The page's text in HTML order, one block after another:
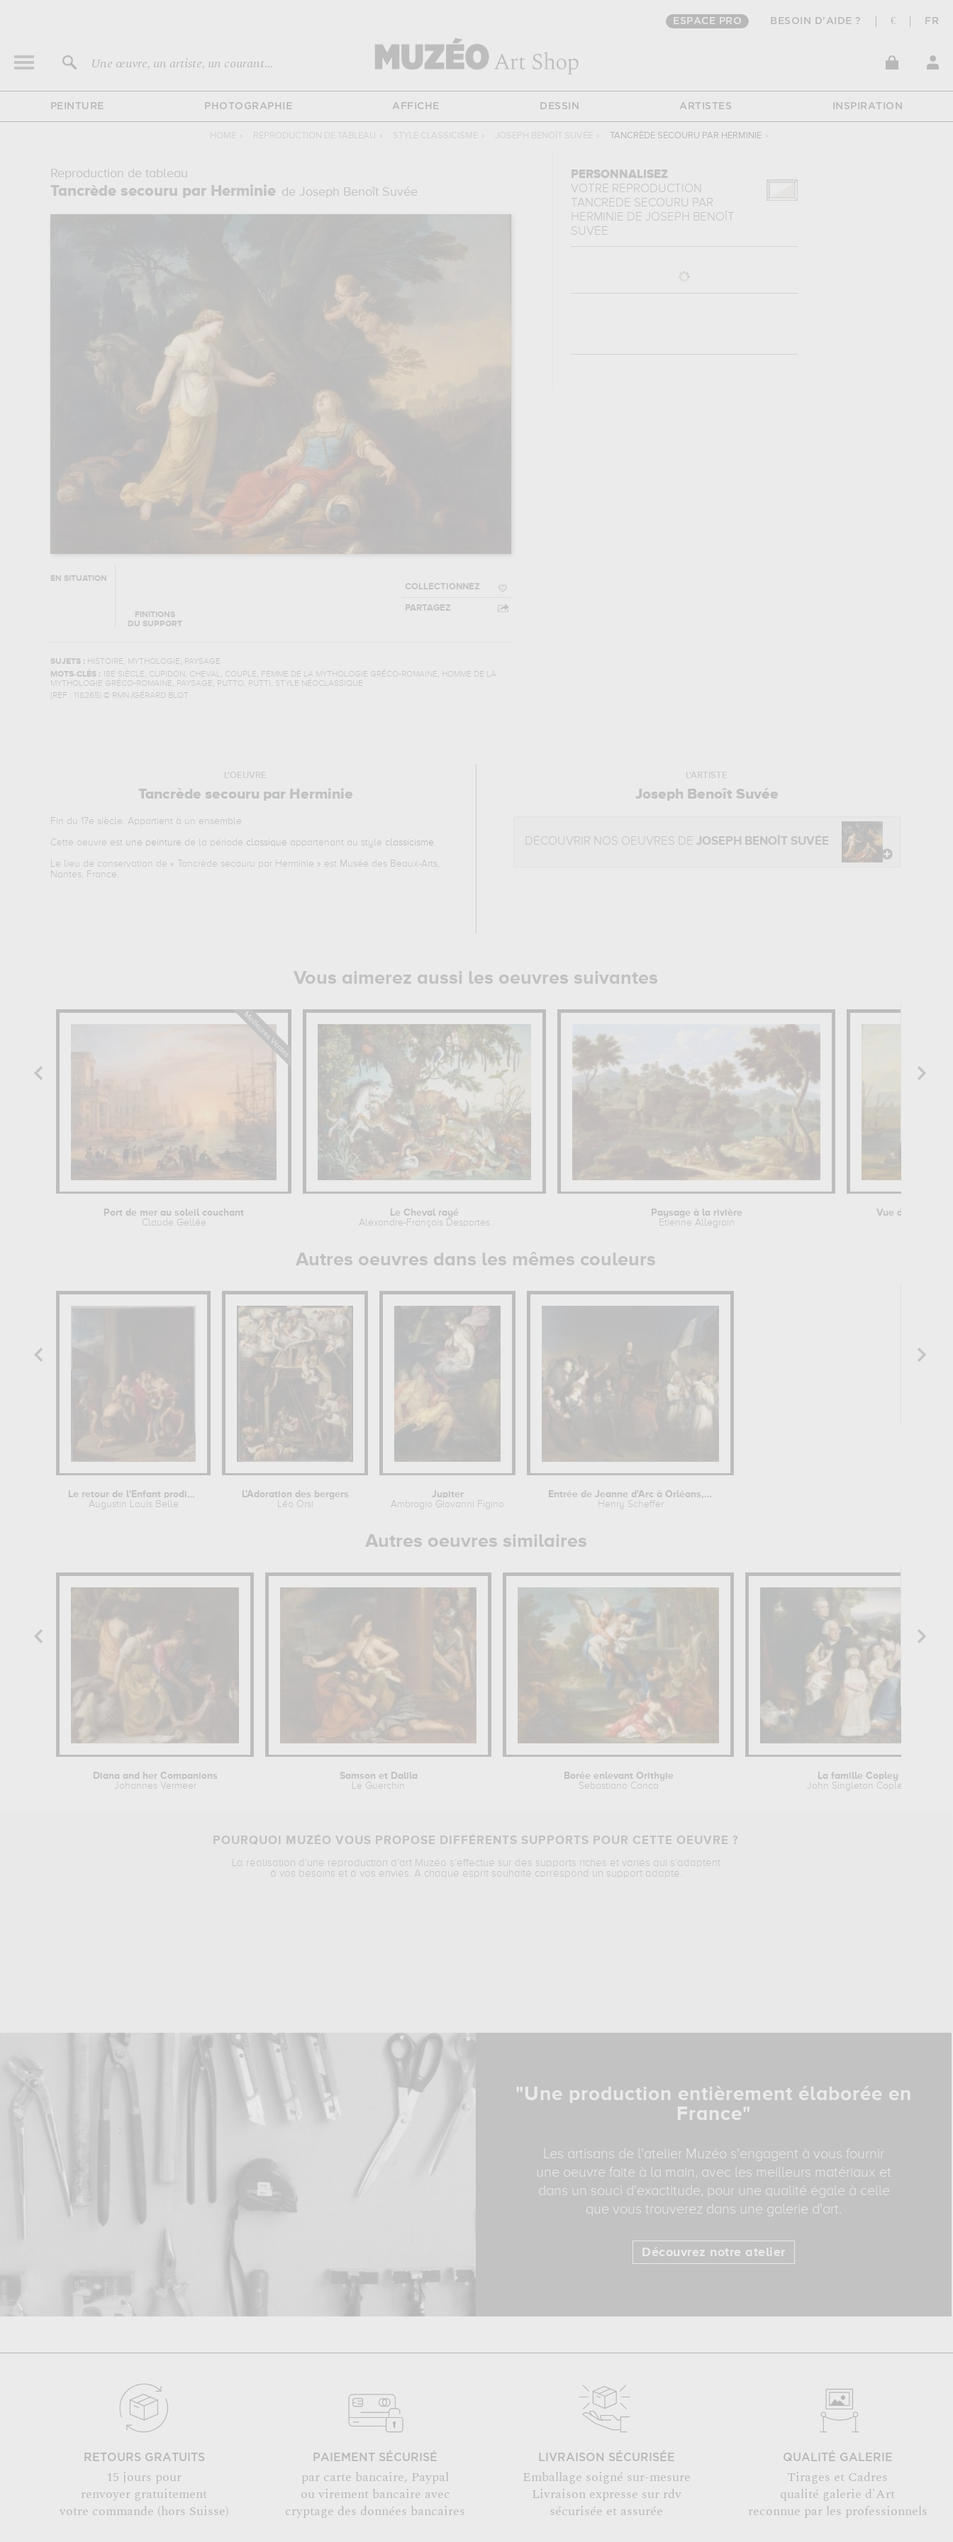
ESPACE PRO BESOIN D'AIDE ? € FR
Une œuvre, un artiste, un courant...
PEINTURE PHOTOGRAPHIE AFFICHE DESSIN ARTISTES INSPIRATION
HOME › REPRODUCTION DE TABLEAU › STYLE CLASSICISME › JOSEPH BENOÎT SUVÉE › TANCRÈDE SECOURU PAR HERMINIE ›
Reproduction de tableau
Tancrède secouru par Herminie de Joseph Benoît Suvée
EN SITUATION
FINITIONS
DU SUPPORT
COLLECTIONNEZ
PARTAGEZ
SUJETS : HISTOIRE, MYTHOLOGIE, PAYSAGE
MOTS-CLÉS :
18E SIÈCLE, CUPIDON, CHEVAL, COUPLE, FEMME DE LA MYTHOLOGIE GRÉCO-ROMAINE, HOMME DE LA
MYTHOLOGIE GRÉCO-ROMAINE, PAYSAGE, PUTTO, PUTTI , STYLE NÉOCLASSIQUE
(REF :
118265) © RMN /GÉRARD BLOT
PERSONNALISEZ
VOTRE REPRODUCTION
TANCRÈDE SECOURU PAR
HERMINIE DE JOSEPH BENOÎT
SUVÉE
L'OEUVRE
Tancrède secouru par Herminie
Fin du 17e siècle. Appartient à un ensemble
Cette oeuvre est une peinture de la période classique appartenant au style classicisme.
Le lieu de conservation de « Tancrède secouru par Herminie » est Musée des Beaux-Arts,
Nantes, France.
L'ARTISTE
Joseph Benoît Suvée
DÉCOUVRIR NOS OEUVRES DE JOSEPH BENOÎT SUVÉE
Vous aimerez aussi les oeuvres suivantes
Port de mer au soleil couchant
Claude Gellée
Le Cheval rayé
Alexandre-François Desportes
Paysage à la rivière
Etienne Allegrain
Vue d'un port
Autres oeuvres dans les mêmes couleurs
Le retour de l'Enfant prodigue
Augustin Louis Belle
L'Adoration des bergers
Léo Orsi
Jupiter
Ambrogio Giovanni Figino
Entrée de Jeanne d'Arc à Orléans,...
Henry Scheffer
Autres oeuvres similaires
Diana and her Companions
Johannes Vermeer
Samson et Dalila
Le Guerchin
Borée enlevant Orithyie
Sebastiano Conca
La famille Copley
John Singleton Copley
POURQUOI MUZÉO VOUS PROPOSE DIFFÉRENTS SUPPORTS POUR CETTE OEUVRE ?
La réalisation d’une reproduction d’art Muzéo s’effectue sur des supports riches et variés qui s’adaptent
à vos besoins et à vos envies. A chaque esprit souhaité correspond un support adapté.
"Une production entièrement élaborée en
France"
Les artisans de l'atelier Muzéo s'engagent à vous fournir
une oeuvre faite à la main, avec les meilleurs matériaux et
dans un souci d'exactitude, pour une qualité égale à celle
que vous trouverez dans une galerie d'art.
Découvrez notre atelier
RETOURS GRATUITS
15 jours pour
renvoyer gratuitement
votre commande (hors Suisse)
PAIEMENT SÉCURISÉ
par carte bancaire, Paypal
ou virement bancaire avec
cryptage des données bancaires
LIVRAISON SÉCURISÉE
Emballage soigné sur-mesure
Livraison expresse sur rdv
sécurisée et assurée
QUALITÉ GALERIE
Tirages et Cadres
qualité galerie d'Art
reconnue par les professionnels